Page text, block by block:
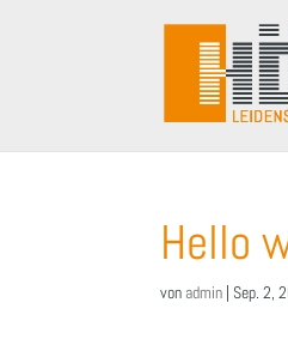
Hello
von admin | Sep. 2,